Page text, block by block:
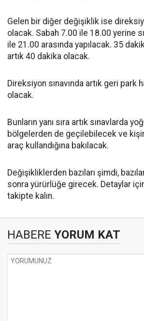
Gelen bir diğer değişiklik ise
olacak. Sabah 7.00 ile 18.00 yerine
ile 21.00 arasında yapılacak. 35
artık 40 dakika olacak.
Direksiyon sınavında artık geri park
olacak.
Bunların yanı sıra artık sınavlarda
bölgelerden de geçilebilecek ve
araç kullandığına bakılacak.
Değişikliklerden bazıları şimdi,
sonra yürürlüğe girecek. Detaylar
takipte kalın.
HABERE YORUM KAT